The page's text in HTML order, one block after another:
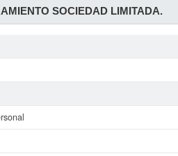
SOCIEDAD LIMITADA.